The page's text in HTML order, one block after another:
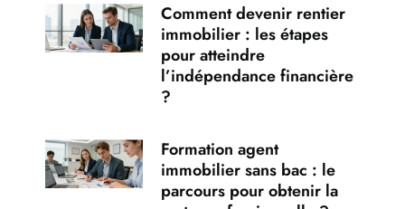
Comment devenir rentier
immobilier : les étapes
pour atteindre
l’indépendance financière
?
Formation agent
immobilier sans bac : le
parcours pour obtenir la